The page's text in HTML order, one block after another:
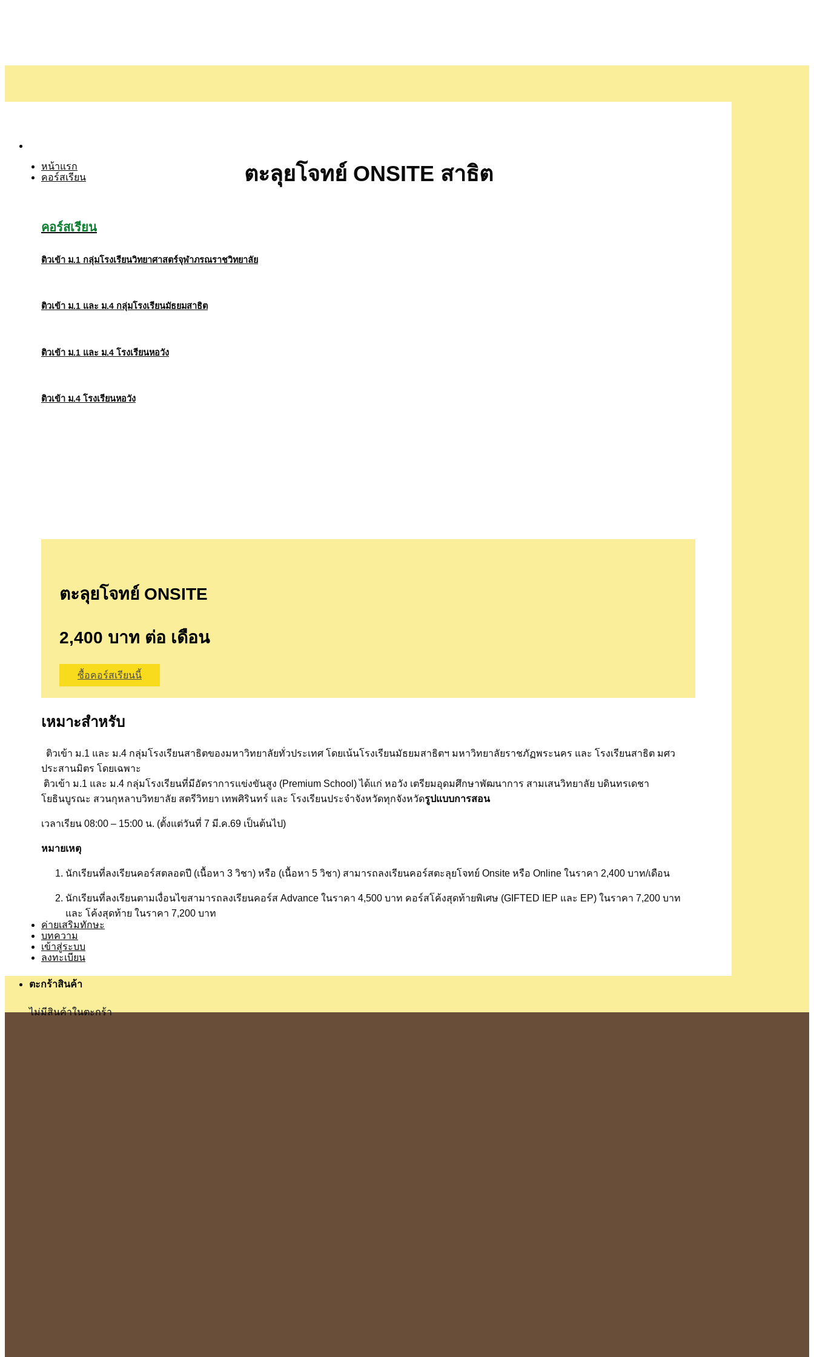
หน้าแรก
คอร์สเรียน
คอร์สเรียน
ติวเข้า ม.1 กลุ่มโรงเรียนวิทยาศาสตร์จุฬาภรณราชวิทยาลัย
ติวเข้า ม.1 และ ม.4 กลุ่มโรงเรียนมัธยมสาธิต
ติวเข้า ม.1 และ ม.4 โรงเรียนหอวัง
ติวเข้า ม.4 โรงเรียนหอวัง
ค่ายเสริมทักษะ
บทความ
เข้าสู่ระบบ
ลงทะเบียน
ตะกร้าสินค้า
ไม่มีสินค้าในตะกร้า
ตะลุยโจทย์ ONSITE สาธิต
ตะลุยโจทย์ ONSITE
2,400 บาท ต่อ เดือน
ซื้อคอร์สเรียนนี้
เหมาะสำหรับ
ติวเข้า ม.1 และ ม.4 กลุ่มโรงเรียนสาธิตของมหาวิทยาลัยทั่วประเทศ โดยเน้นโรงเรียนมัธยมสาธิตฯ มหาวิทยาลัยราชภัฏพระนคร และ โรงเรียนสาธิต มศว
ประสานมิตร โดยเฉพาะ
ติวเข้า ม.1 และ ม.4 กลุ่มโรงเรียนที่มีอัตราการแข่งขันสูง (Premium School) ได้แก่ หอวัง เตรียมอุดมศึกษาพัฒนาการ สามเสนวิทยาลัย บดินทรเดชา
โยธินบูรณะ สวนกุหลาบวิทยาลัย สตรีวิทยา เทพศิรินทร์ และ โรงเรียนประจำจังหวัดทุกจังหวัดรูปแบบการสอน
เวลาเรียน 08:00 – 15:00 น. (ตั้งแต่วันที่ 7 มี.ค.69 เป็นต้นไป)
หมายเหตุ
นักเรียนที่ลงเรียนคอร์สตลอดปี (เนื้อหา 3 วิชา) หรือ (เนื้อหา 5 วิชา) สามารถลงเรียนคอร์สตะลุยโจทย์ Onsite หรือ Online ในราคา 2,400 บาท/เดือน
นักเรียนที่ลงเรียนตามเงื่อนไขสามารถลงเรียนคอร์ส Advance ในราคา 4,500 บาท คอร์สโค้งสุดท้ายพิเศษ (GIFTED IEP และ EP) ในราคา 7,200 บาท
และ โค้งสุดท้าย ในราคา 7,200 บาท